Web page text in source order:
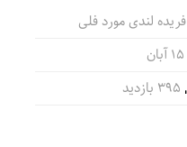
فریده لندی مورد فلی